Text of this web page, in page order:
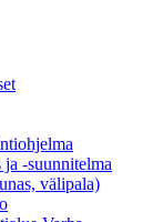
-suunnitelma
välipala)